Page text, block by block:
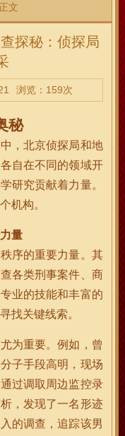
文
探秘：侦探局
浏览：159次
秘
，北京侦探局和地
自在不同的领域开
研究贡献着力量。
机构。
量
序的重要力量。其
各类刑事案件、商
业的技能和丰富的
找关键线索。
为重要。例如，曾
子手段高明，现场
过调取周边监控录
，发现了一名形迹
的调查，追踪该男